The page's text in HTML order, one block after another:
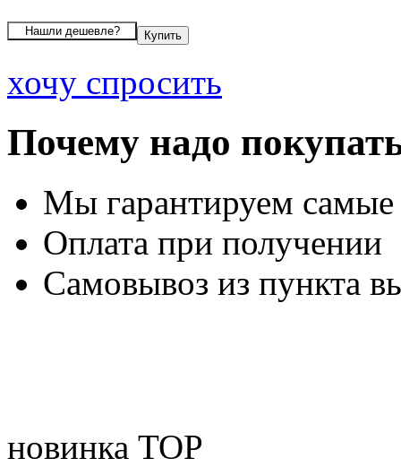
хочу спросить
Почему надо
Мы гарантируем
Оплата при получении
Самовывоз из пункта
новинка TOP